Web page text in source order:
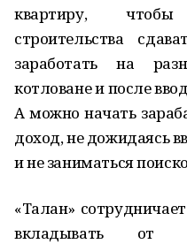
квартиру,
строительства
заработать на
котловане и после
А можно начать
доход, не дожидаясь
и не заниматься
«Талан»
вкладывать от